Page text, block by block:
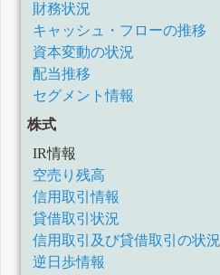
財務状況
キャッシュ・フローの推移
資本変動の状況
配当推移
セグメント情報
株式
IR情報
空売り残高
信用取引情報
貸借取引状況
信用取引及び貸借取引の状況
逆日歩情報